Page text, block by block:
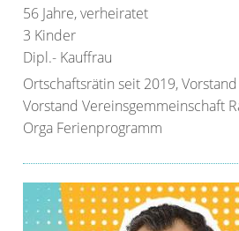
56 Jahre, verheiratet
3 Kinder
Dipl.- Kauffrau
Ortschaftsrätin seit 2019,
Vorstand Vereinsgemmeinschaft
Orga Ferienprogramm